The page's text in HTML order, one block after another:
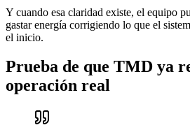
Y cuando esa claridad existe, el equipo
gastar energía corrigiendo lo que el
el inicio.
Prueba de que TMD ya
operación real